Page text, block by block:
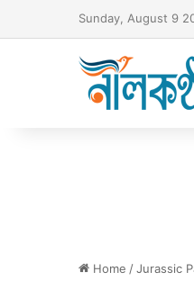
Sunday, August 9
Home /Jurassic